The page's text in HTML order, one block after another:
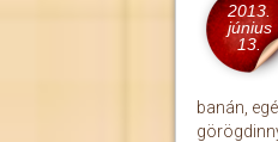
2013.
június
13.
banán,